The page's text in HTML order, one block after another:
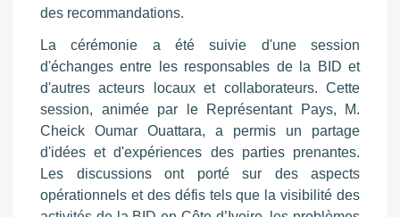
des recommandations.
La cérémonie a été suivie d'une session
d'échanges entre les responsables de la BID et
d'autres acteurs locaux et collaborateurs. Cette
session, animée par le Représentant Pays, M.
Cheick Oumar Ouattara, a permis un partage
d'idées et d'expériences des parties prenantes.
Les discussions ont porté sur des aspects
opérationnels et des défis tels que la visibilité des